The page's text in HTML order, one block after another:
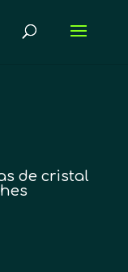
de cristal